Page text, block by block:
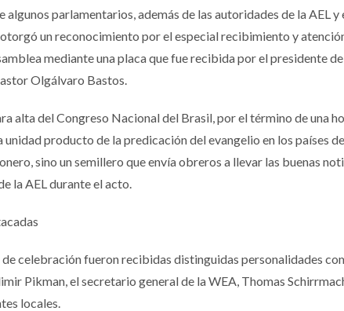
algunos parlamentarios, además de las autoridades de la AEL
otorgó un reconocimiento por el especial recibimiento y
mediante una placa que fue recibida por el presidente
Olgálvaro Bastos.
alta del Congreso Nacional del Brasil, por el término de una
unidad producto de la predicación del evangelio en los países
sino un semillero que envía obreros a llevar las buenas
la AEL durante el acto.
de celebración fueron recibidas distinguidas personalidades
Pikman, el secretario general de la WEA, Thomas
locales.